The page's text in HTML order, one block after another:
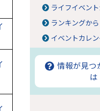
ライフイベント
ランキングから
イベントカレ
情報が見つ
は